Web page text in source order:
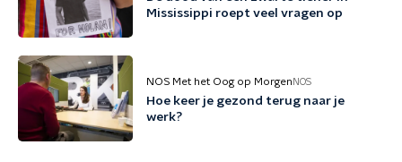
Mississippi roept veel vragen op
NOS Met het Oog op Morgen NOS
Hoe keer je gezond terug naar je
werk?